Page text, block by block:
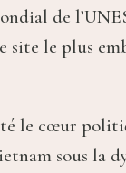
de
site le plus
le cœur
sous la